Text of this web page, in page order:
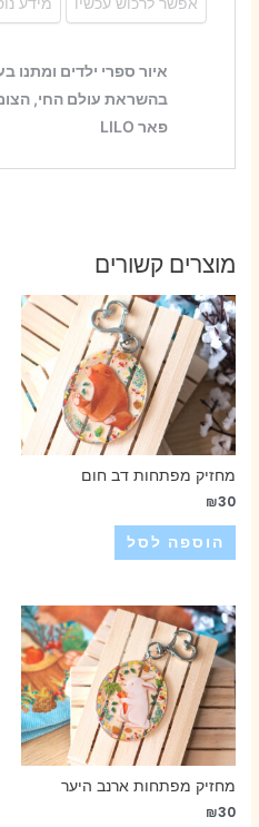
מוצרים קשורים
מחזיק מפתחות דב חום
₪30
הוספה לסל
מחזיק מפתחות ארנב היער
₪30